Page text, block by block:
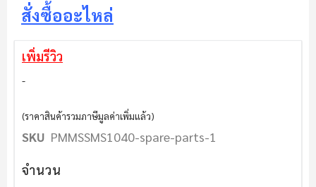
ของ
แกล
สั่งซื้ออะไหล่
เพิ่มรีวิว
(ราคาสินค้ารวมภาษีมูลค่าเพิ่มแล้ว)
SKU PMMSSMS1040-spare-parts-1
จำนวน